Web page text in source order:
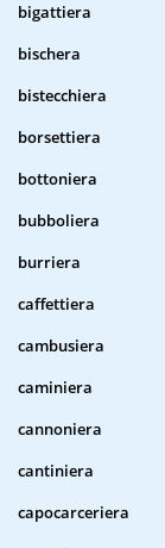
bigattiera
bischera
bistecchiera
borsettiera
bottoniera
bubboliera
burriera
caffettiera
cambusiera
caminiera
cannoniera
cantiniera
capocarceriera